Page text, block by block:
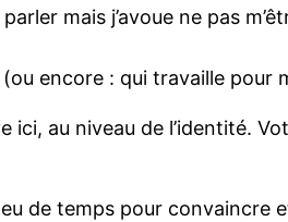
mais j’avoue ne pas
encore : qui travaille pour
au niveau de l’identité.
de temps pour